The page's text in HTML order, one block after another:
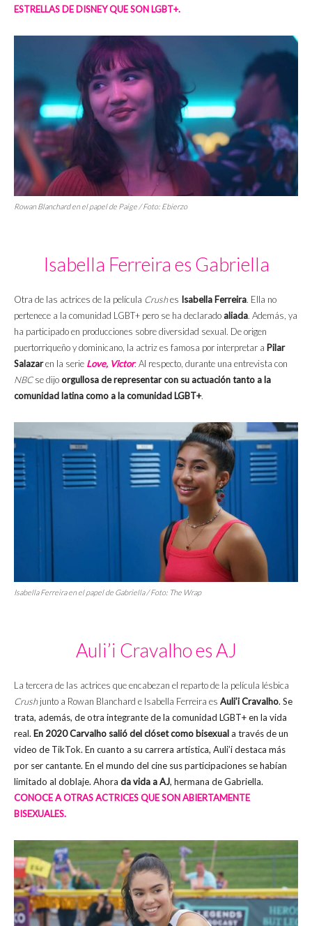
ESTRELLAS DE DISNEY QUE SON LGBT+.
Rowan Blanchard en el papel de Paige / Foto: Ebierzo
Isabella Ferreira es Gabriella
Otra de las actrices de la película Crushes Isabella Ferreira. Ella no
pertenece a la comunidad LGBT+ pero se ha declarado aliada. Además, ya
ha participado en producciones sobre diversidad sexual. De origen
puertorriqueño y dominicano, la actriz es famosa por interpretar a Pilar
Salazaren la serie Love, Victor. Al respecto, durante una entrevista con
NBCse dijoorgullosa de representar con su actuación tanto a la
comunidad latina como a la comunidad LGBT+.
Isabella Ferreira en el papel de Gabriella / Foto: The Wrap
Auli’i Cravalho es AJ
La tercera de las actrices que encabezan el reparto de la película lésbica
Crushjunto a Rowan Blanchard e Isabella Ferreira es Auli’i Cravalho. Se
trata, además, de otra integrante de la comunidad LGBT+ en la vida
real. En 2020 Carvalho salió del clóset como bisexuala través de un
video de TikTok. En cuanto a su carrera artística, Auli’i destaca más
por ser cantante. En el mundo del cine sus participaciones se habían
limitado al doblaje. Ahora da vida a AJ, hermana de Gabriella.
CONOCE A OTRAS ACTRICES QUE SON ABIERTAMENTE
BISEXUALES.